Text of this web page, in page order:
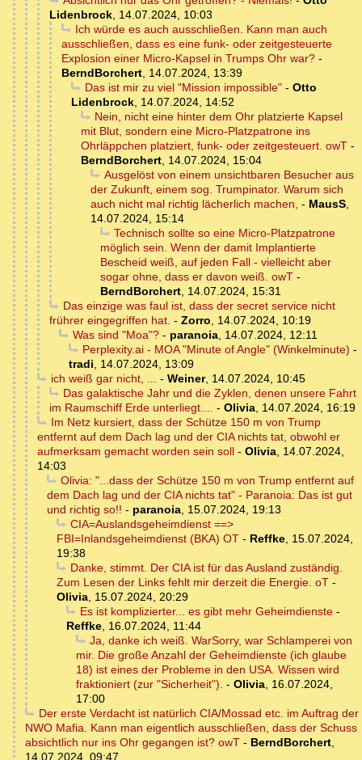
Lidenbrock, 14.07.2024, 10:03
Ich würde es auch ausschließen. Kann man auch
ausschließen, dass es eine funk- oder zeitgesteuerte
Explosion einer Micro-Kapsel in Trumps Ohr war? -
BerndBorchert, 14.07.2024, 13:39
Das ist mir zu viel "Mission impossible"- Otto
Lidenbrock, 14.07.2024, 14:52
Nein, nicht eine hinter dem Ohr platzierte Kapsel
mit Blut, sondern eine Micro-Platzpatrone ins
Ohrläppchen platziert, funk- oder zeitgesteuert. owT -
BerndBorchert, 14.07.2024, 15:04
Ausgelöst von einem unsichtbaren Besucher aus
der Zukunft, einem sog. Trumpinator. Warum sich
auch nicht mal richtig lächerlich machen, - MausS,
14.07.2024, 15:14
Technisch sollte so eine Micro-Platzpatrone
möglich sein. Wenn der damit Implantierte
Bescheid weiß, auf jeden Fall - vielleicht aber
sogar ohne, dass er davon weiß. owT -
BerndBorchert, 14.07.2024, 15:31
Das einzige was faul ist, dass der secret service nicht
frührer eingegriffen hat. - Zorro, 14.07.2024, 10:19
Was sind "Moa"?- paranoia, 14.07.2024, 12:11
Perplexity.ai - MOA "Minute of Angle" (Winkelminute) -
tradi, 14.07.2024, 13:09
ich weiß gar nicht, ... - Weiner, 14.07.2024, 10:45
Das galaktische Jahr und die Zyklen, denen unsere Fahrt
im Raumschiff Erde unterliegt.... - Olivia, 14.07.2024, 16:19
Im Netz kursiert, dass der Schütze 150 m von Trump
entfernt auf dem Dach lag und der CIA nichts tat, obwohl er
aufmerksam gemacht worden sein soll - Olivia, 14.07.2024,
14:03
Olivia: "...dass der Schütze 150 m von Trump entfernt auf
dem Dach lag und der CIA nichts tat" - Paranoia: Das ist gut
und richtig so!! - paranoia, 15.07.2024, 19:13
CIA=Auslandsgeheimdienst ==>
FBI=Inlandsgeheimdienst (BKA) OT - Reffke, 15.07.2024,
19:38
Danke, stimmt. Der CIA ist für das Ausland zuständig.
Zum Lesen der Links fehlt mir derzeit die Energie. oT -
Olivia, 15.07.2024, 20:29
Es ist komplizierter... es gibt mehr Geheimdienste-
Reffke, 16.07.2024, 11:44
Ja, danke ich weiß. WarSorry, war Schlamperei von
mir. Die große Anzahl der Geheimdienste (ich glaube
18) ist eines der Probleme in den USA. Wissen wird
fraktioniert (zur "Sicherheit"). - Olivia, 16.07.2024,
17:00
Der erste Verdacht ist natürlich CIA/Mossad etc. im Auftrag der
NWO Mafia. Kann man eigentlich ausschließen, dass der Schuss
absichtlich nur ins Ohr gegangen ist? owT - BerndBorchert,
14.07.2024, 09:47